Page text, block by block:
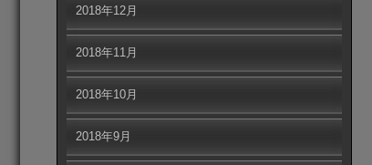
2018年12月
2018年11月
2018年10月
2018年9月